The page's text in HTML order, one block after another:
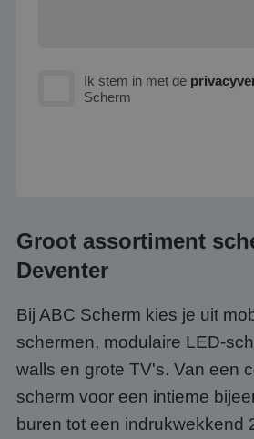
Ik stem in met de
Scherm
Groot assortiment
Deventer
Bij ABC Scherm kies je uit
schermen, modulaire LED-
walls en grote TV's. Van een
scherm voor een intieme
buren tot een indrukwekkend